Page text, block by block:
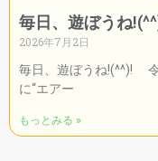
毎日、遊ぼうね
2026年7月2日
毎日、遊ぼうね!(^^)!
に“エアー
もっとみる »